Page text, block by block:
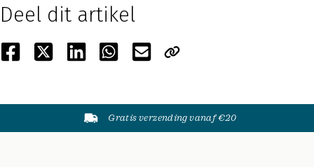
Deel dit artikel
Gratis verzending vanaf €20